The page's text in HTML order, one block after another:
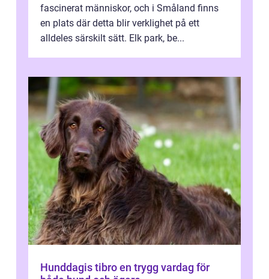
fascinerat människor, och i Småland finns
en plats där detta blir verklighet på ett
alldeles särskilt sätt. Elk park, be...
Hunddagis tibro en trygg vardag för